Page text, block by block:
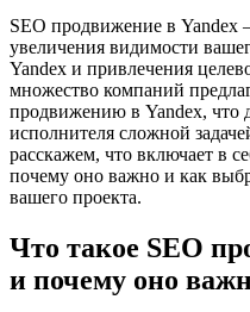
SEO продвижение в Yandex
увеличения видимости
Yandex и привлечения
множество компаний
продвижению в Yandex, что
исполнителя сложной
расскажем, что включает в
почему оно важно и как
вашего проекта.
Что такое SEO
и почему оно